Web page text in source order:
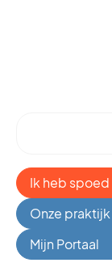
Onze praktijk
Mijn Portaal
Ik heb spoed